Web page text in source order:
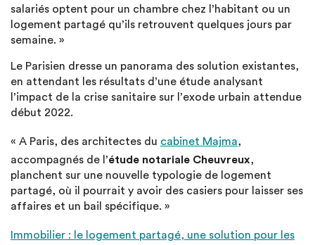
salariés optent pour un chambre chez l’habitant ou un
logement partagé qu’ils retrouvent quelques jours par
semaine. »
Le Parisien dresse un panorama des solution existantes,
en attendant les résultats d’une étude analysant
l’impact de la crise sanitaire sur l’exode urbain attendue
début 2022.
« A Paris, des architectes du cabinet Majma,
accompagnés de l’étude notariale Cheuvreux,
planchent sur une nouvelle typologie de logement
partagé, où il pourrait y avoir des casiers pour laisser ses
affaires et un bail spécifique. »
Immobilier : le logement partagé, une solution pour les